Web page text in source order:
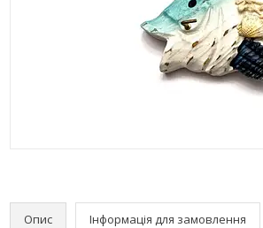
Опис Інформація для замовлення